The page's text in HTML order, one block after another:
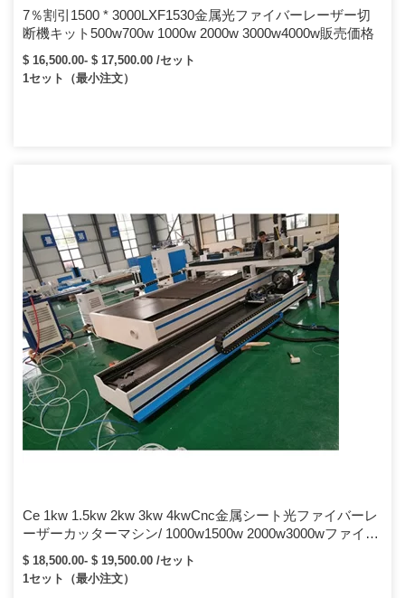
7％割引1500 * 3000LXF1530金属光ファイバーレーザー切
断機キット500w700w 1000w 2000w 3000w4000w販売価格
$ 16,500.00- $ 17,500.00 /セット
1セット（最小注文）
Ce 1kw 1.5kw 2kw 3kw 4kwCnc金属シート光ファイバーレ
ーザーカッターマシン/ 1000w1500w 2000w3000wファイバ
ーレーザー切断装置
$ 18,500.00- $ 19,500.00 /セット
1セット（最小注文）